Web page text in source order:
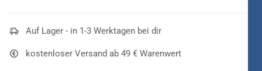
äußerst witzige KostümierungfürFasching
Auf Lager - in 1-3 Werktagen bei dir
kostenloser Versand ab 49 € Warenwert